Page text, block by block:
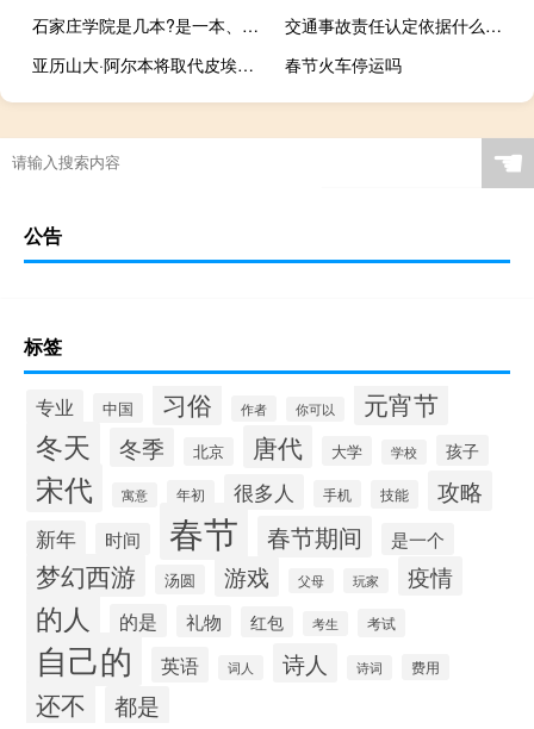
石家庄学院是几本?是一本、二本还是三本?
交通事故责任认定依据什么原则
亚历山大·阿尔本将取代皮埃尔·盖斯利在红牛的位置
春节火车停运吗
☚
公告
标签
专业 中国 习俗 作者 你可以 元宵节
冬天 冬季 北京 唐代 大学 学校 孩子
宋代 寓意 年初 很多人 手机 技能 攻略
新年 时间 春节 春节期间 是一个
梦幻西游 汤圆 游戏 父母 玩家 疫情
的人 的是 礼物 红包 考生 考试
自己的 英语 词人 诗人 诗词 费用
还不 都是